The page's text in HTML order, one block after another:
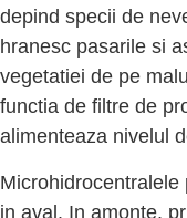
depind specii de
hranesc pasarile si
vegetatiei de pe
functia de filtre de
alimenteaza nivelul
in aval. In amonte,